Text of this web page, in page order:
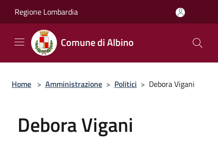
Regione Lombardia
Comune di Albino
Home > Amministrazione > Politici > Debora Vigani
Debora Vigani